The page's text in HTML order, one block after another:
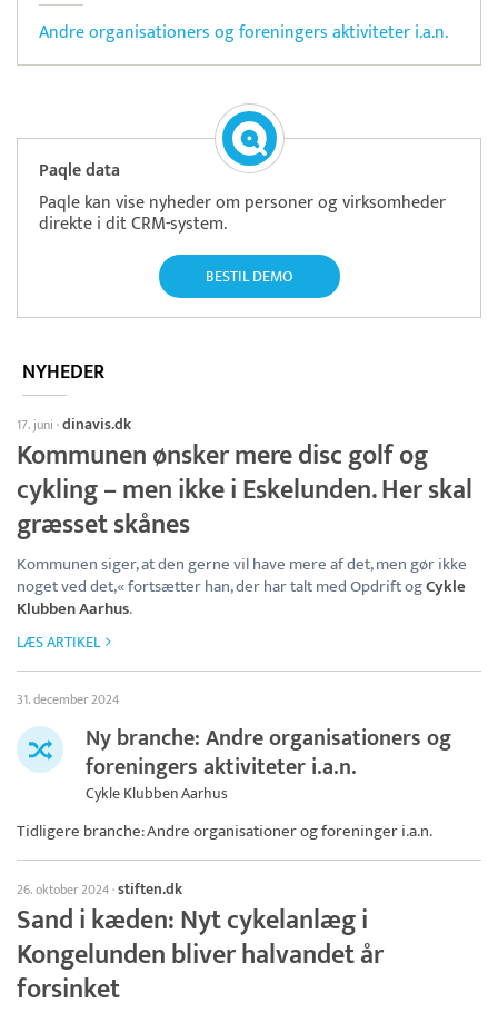
Andre organisationers og foreningers aktiviteter i.a.n.
Paqle data
Paqle kan vise nyheder om personer og virksomheder
direkte i dit CRM-system.
BESTIL DEMO
NYHEDER
17. juni ·dinavis.dk
Kommunen ønsker mere disc golf og
cykling – men ikke i Eskelunden. Her skal
græsset skånes
Kommunen siger, at den gerne vil have mere af det, men gør ikke
noget ved det,« fortsætter han, der har talt med Opdrift ogCykle
Klubben Aarhus.
LÆS ARTIKEL
31. december 2024
Ny branche: Andre organisationers og
foreningers aktiviteter i.a.n.
Cykle Klubben Aarhus
Tidligere branche: Andre organisationer og foreninger i.a.n.
26. oktober 2024·stiften.dk
Sand i kæden: Nyt cykelanlæg i
Kongelunden bliver halvandet år
forsinket